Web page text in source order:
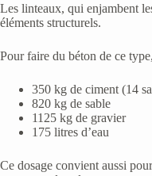
Les linteaux, qui enjambent
éléments structurels.
Pour faire du béton de ce
350 kg de ciment (14
820 kg de sable
1125 kg de gravier
175 litres d’eau
Ce dosage convient aussi